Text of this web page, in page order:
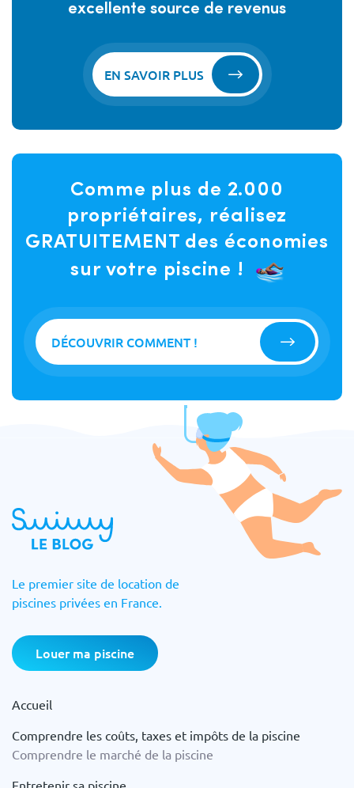
excellente source de revenus
EN SAVOIR PLUS
Comme plus de 2.000
propriétaires, réalisez
GRATUITEMENT des économies
sur votre piscine !
DÉCOUVRIR COMMENT !
Le premier site de location de
piscines privées en France.
Louer ma piscine
Accueil
Comprendre les coûts, taxes et impôts de la piscine
Comprendre le marché de la piscine
Entretenir sa piscine